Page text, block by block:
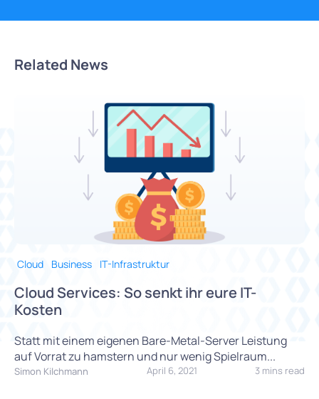
Related News
Cloud Business IT-Infrastruktur
Cloud Services: So senkt ihr eure IT-
Kosten
Statt mit einem eigenen Bare-Metal-Server Leistung
auf Vorrat zu hamstern und nur wenig Spielraum...
Simon Kilchmann April 6, 2021 3 mins read